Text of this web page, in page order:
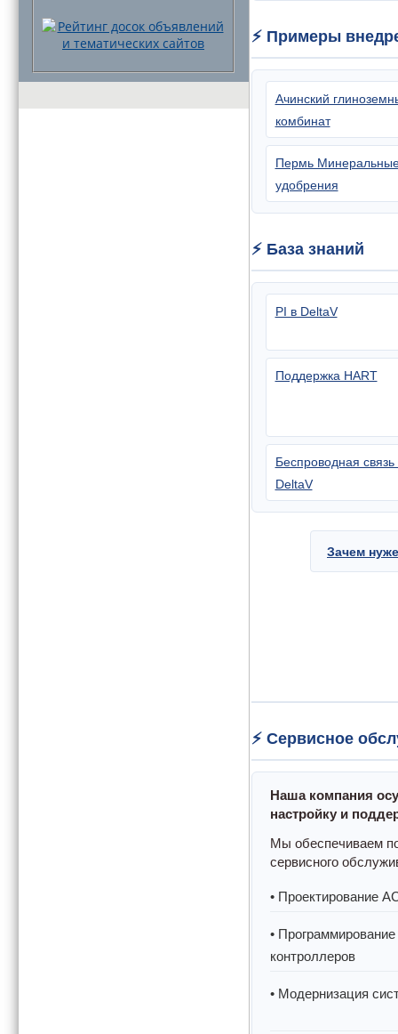
⚡ Примеры
Ачинский
комбинат
Пермь
удобрения
⚡ База знаний
PI в DeltaV
Поддержка HART
Беспроводная связь
DeltaV
Зачем
⚡ Сервисное
Наша компания
настройку и
Мы обеспечиваем
сервисного
• Проектирование
• Программирование
контроллеров
• Модернизация